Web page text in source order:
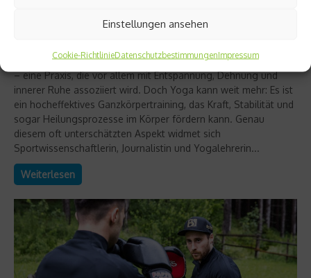
Einstellungen ansehen
Cookie-RichtlinieDatenschutzbestimmungenImpressum
Christine Bielecki über ihr Buch „Yoga Power“
Yoga gilt für viele als sanfter Ausgleich zum hektischen Alltag
– eine Praxis, die vor allem mit Entspannung, Dehnung und
innerer Ruhe assoziiert wird. Doch Yoga kann weit mehr: Es ist
ein hocheffektives Ganzkörpertraining, das Kraft, Stabilität und
sogar Heilungsprozesse im Körper fördern kann. Genau
diesem oft unterschätzten Aspekt widmet sich
Sportwissenschaftlerin, Journalistin und Yogalehrerin...
Weiterlesen